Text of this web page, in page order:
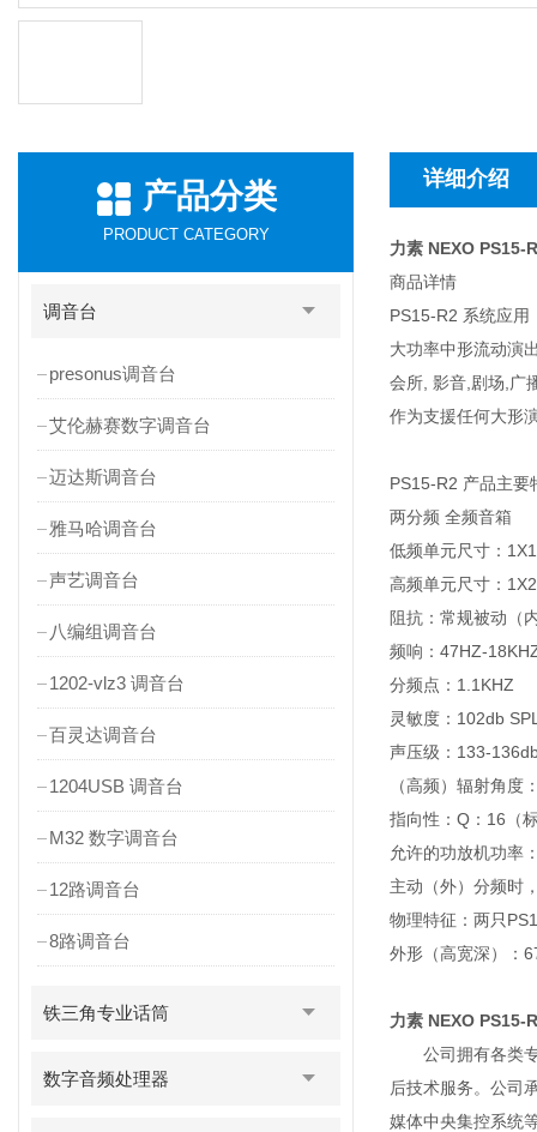
产品分类
PRODUCT CATEGORY
调音台
presonus调音台
艾伦赫赛数字调音台
迈达斯调音台
雅马哈调音台
声艺调音台
八编组调音台
1202-vlz3 调音台
百灵达调音台
1204USB 调音台
M32 数字调音台
12路调音台
8路调音台
铁三角专业话筒
数字音频处理器
详细介绍
力素 NEXO PS15-
商品详情
PS15-R2 系统应用
大功率中形流动演
会所, 影音,剧场,广
作为支援任何大形
PS15-R2 产品主要
两分频 全频音箱
低频单元尺寸：
高频单元尺寸：
阻抗：常规被动（
频响：47HZ-
分频点：1.1KHZ
灵敏度：102db
声压级：133-
（高频）辐射角
指向性：Q：16（
允许的功放机功率
主动（外）分频时
物理特征：两只
外形（高宽深）：
力素 NEXO PS15-
公司拥有各类专
后技术服务。公司
媒体中央集控系统